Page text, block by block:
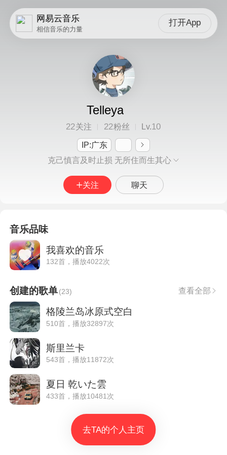
网易云音乐
相信音乐的力量
打开App
Telleya
22关注 22粉丝 Lv.10
IP:广东
克己慎言及时止损 无所住而生其心
关注 聊天
音乐品味
我喜欢的音乐
132首，播放4022次
创建的歌单(23) 查看全部
格陵兰岛冰原式空白
510首，播放32897次
斯里兰卡
543首，播放11872次
夏日 乾いた雲
433首，播放10481次
去TA的个人主页